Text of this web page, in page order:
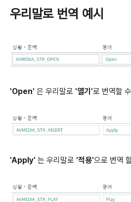
우리말로 번역 예시
'Open' 은 우리말로 '열기'로 번역할
'Apply' 는 우리말로 '적용'으로 번역